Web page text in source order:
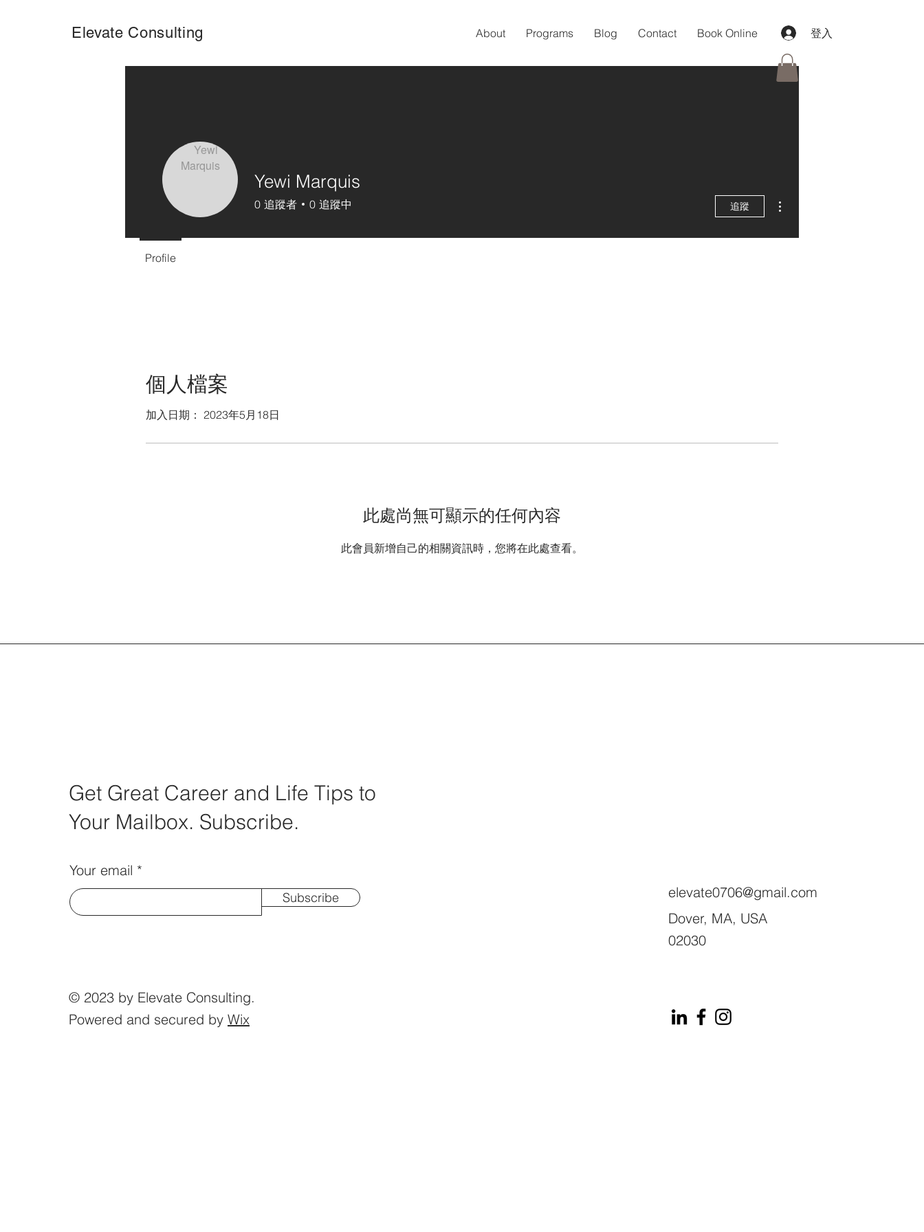
Elevate Consulting About Programs Blog Contact Book Online 登入
個人檔案
加入日期： 2023年5月18日
此處尚無可顯示的任何內容
此會員新增自己的相關資訊時，您將在此處查看。
Yewi Marquis
0 追蹤者 0 追蹤中 追蹤
Profile
Get Great Career and Life Tips to
Your Mailbox. Subscribe.
Your email
Subscribe
© 2023 by Elevate Consulting.
Powered and secured by Wix
elevate0706@gmail.com
Dover, MA, USA
02030